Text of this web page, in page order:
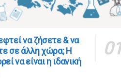
να ζήσετε & να
σε άλλη χώρα; Η
να είναι η ιδανική